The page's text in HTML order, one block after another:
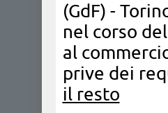
(GdF) -
nel corso
al
prive dei
il resto